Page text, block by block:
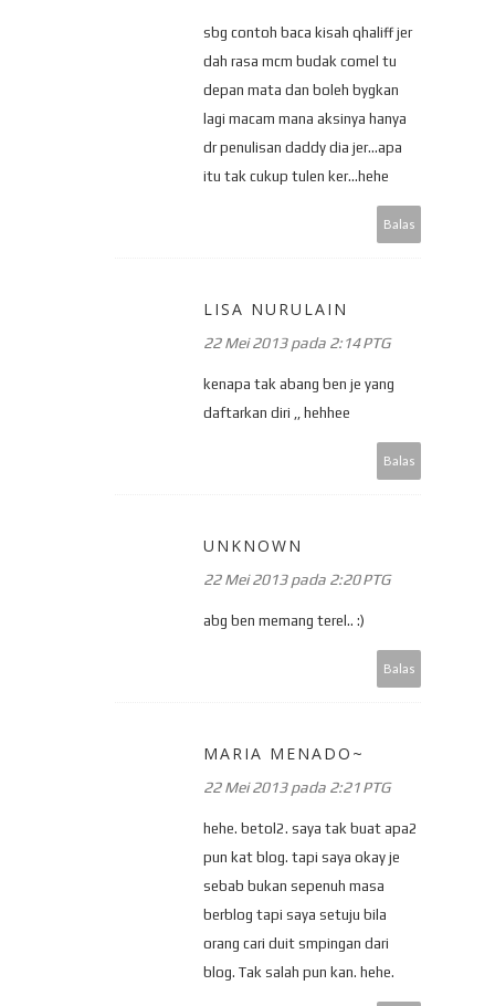
sbg contoh baca kisah qhaliff jer
dah rasa mcm budak comel tu
depan mata dan boleh bygkan
lagi macam mana aksinya hanya
dr penulisan daddy dia jer...apa
itu tak cukup tulen ker...hehe
Balas
LISA NURULAIN
22 Mei 2013 pada 2:14 PTG
kenapa tak abang ben je yang
daftarkan diri ,, hehhee
Balas
UNKNOWN
22 Mei 2013 pada 2:20 PTG
abg ben memang terel.. :)
Balas
MARIA MENADO~
22 Mei 2013 pada 2:21 PTG
hehe. betol2. saya tak buat apa2
pun kat blog. tapi saya okay je
sebab bukan sepenuh masa
berblog tapi saya setuju bila
orang cari duit smpingan dari
blog. Tak salah pun kan. hehe.